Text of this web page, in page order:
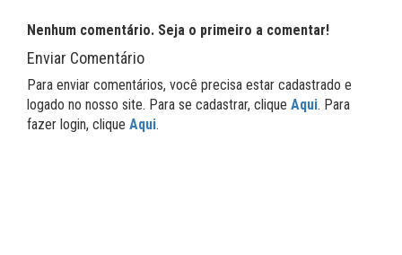
Nenhum comentário. Seja o primeiro a comentar!
Enviar Comentário
Para enviar comentários, você precisa estar cadastrado e
logado no nosso site. Para se cadastrar, clique Aqui. Para
fazer login, clique Aqui.